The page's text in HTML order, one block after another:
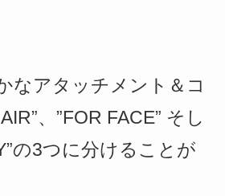
なアタッチメント＆コ
、”FOR FACE” そし
の3つに分けることが